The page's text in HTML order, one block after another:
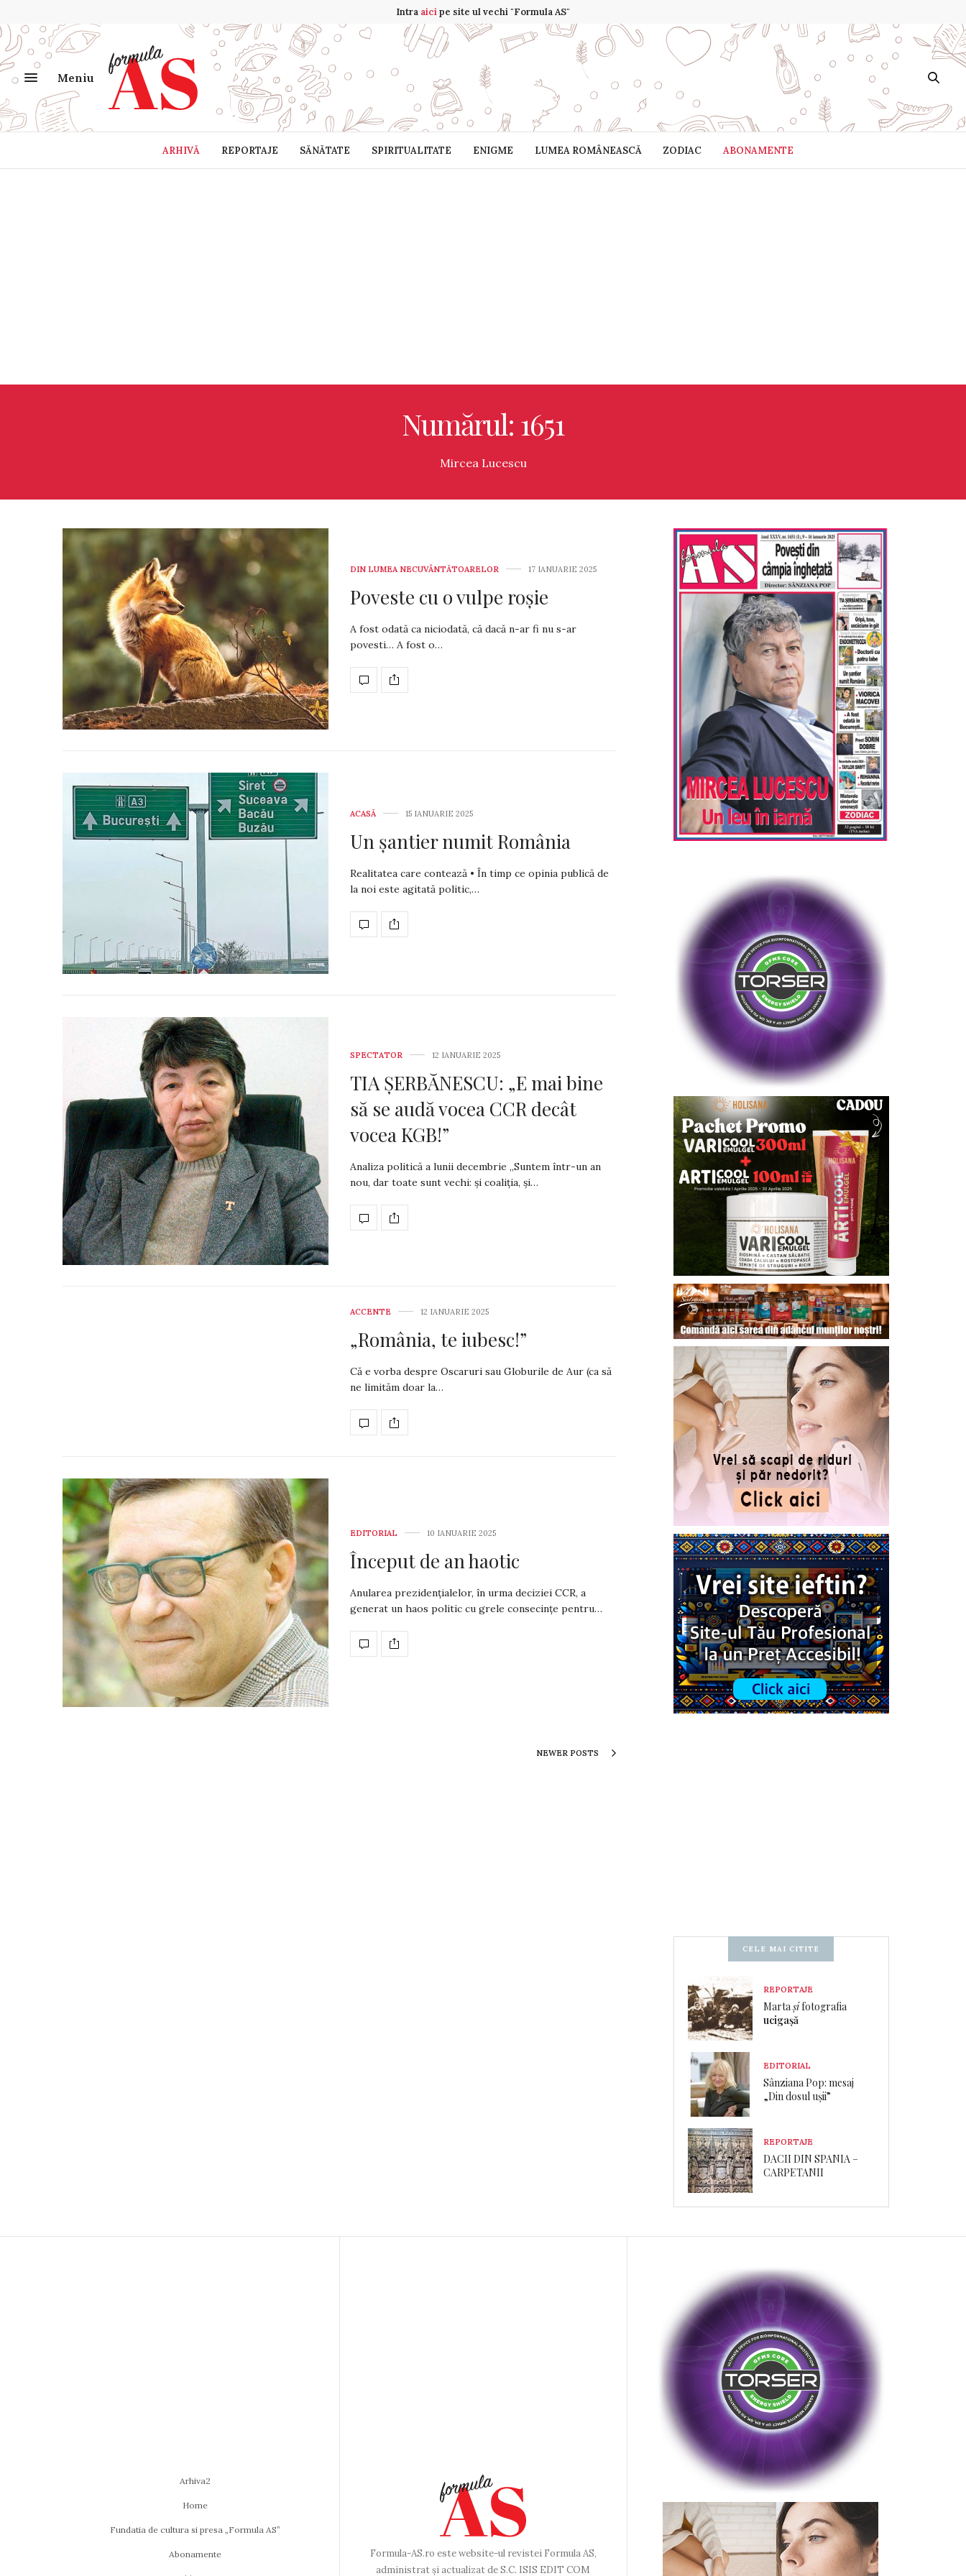
Intra aicipe site ul vechi "Formula AS"
Meniu
ARHIVĂ REPORTAJE SĂNĂTATE SPIRITUALITATE ENIGME LUMEA ROMÂNEASCĂ ZODIAC ABONAMENTE
Numărul: 1651
Mircea Lucescu
DIN LUMEA NECUVÂNTĂTOARELOR 17 IANUARIE 2025
Poveste cu o vulpe roșie
A fost odată ca niciodată, că dacă n-ar fi nu s-ar
povesti… A fost o…
ACASĂ 15 IANUARIE 2025
Un șantier numit România
Realitatea care contează • În timp ce opinia publică de
la noi este agitată politic,…
SPECTATOR 12 IANUARIE 2025
TIA ȘERBĂNESCU: „E mai bine
să se audă vocea CCR decât
vocea KGB!”
Analiza politică a lunii decembrie „Suntem într-un an
nou, dar toate sunt vechi: și coaliția, și…
ACCENTE 12 IANUARIE 2025
„România, te iubesc!”
Că e vorba despre Oscaruri sau Globurile de Aur (ca să
ne limităm doar la…
EDITORIAL 10 IANUARIE 2025
Început de an haotic
Anularea prezidențialelor, în urma deciziei CCR, a
generat un haos politic cu grele consecințe pentru…
NEWER POSTS
CELE MAI CITITE
REPORTAJE
Martașifotografia
ucigașă
EDITORIAL
Sânziana Pop: mesaj
„Din dosul ușii”
REPORTAJE
DACII DIN SPANIA –
CARPETANII
Arhiva2
Home
Fundatia de cultura si presa „Formula AS”
Abonamente
Formula-AS.ro este website-ul revistei Formula AS,
administrat și actualizat de S.C. ISIS EDIT COM